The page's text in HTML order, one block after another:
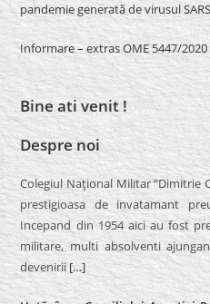
pandemie generată de virusul
Informare – extras OME 5447/2020
Bine ati venit !
Despre noi
Colegiul Naţional Militar “Dimitrie
prestigioasa de invatamant
Incepand din 1954 aici au fost
militare, multi absolventi
devenirii[…]